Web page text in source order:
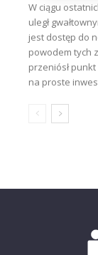
W ciągu
uległ
jest dostęp do
powodem tych
przeniósł
na proste